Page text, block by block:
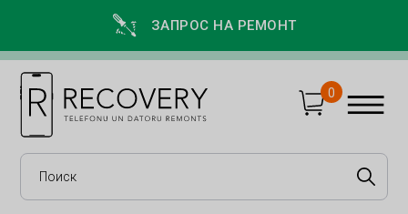
ЗАПРОС НА РЕМОНТ
0